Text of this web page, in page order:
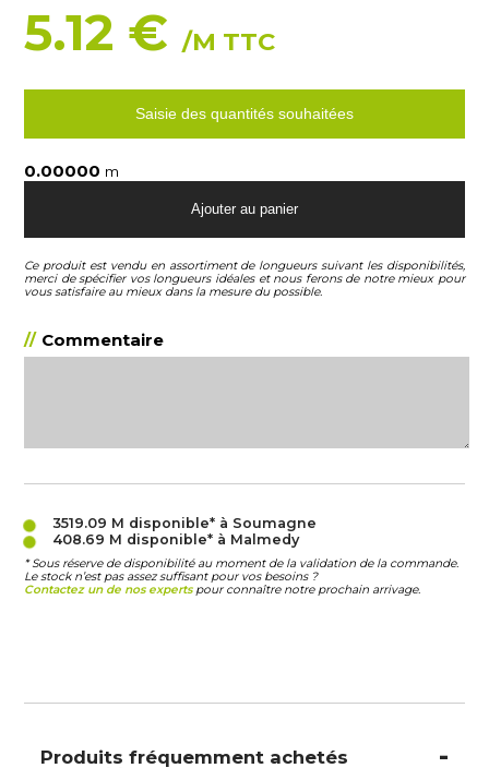
5.12 €/M TTC
Saisie des quantités souhaitées
m
Ce produit est vendu en assortiment de longueurs suivant les disponibilités,
merci de spécifier vos longueurs idéales et nous ferons de notre mieux pour
vous satisfaire au mieux dans la mesure du possible.
Commentaire
3519.09 M disponible* à Soumagne
408.69 M disponible* à Malmedy
* Sous réserve de disponibilité au moment de la validation de la commande.
Le stock n’est pas assez suffisant pour vos besoins ?
Contactez un de nos expertspour connaître notre prochain arrivage.
Produits fréquemment achetés